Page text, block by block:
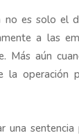
es solo el
a las
Más aún
la
una